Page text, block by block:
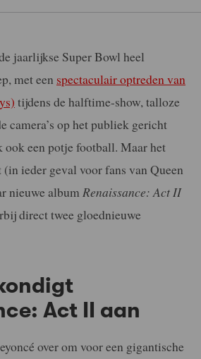
jaarlijkse Super Bowl heel
met een spectaculair optreden van
tijdens de halftime-show, talloze
camera’s op het publiek gericht
een potje football. Maar het
ieder geval voor fans van Queen
nieuwe album Renaissance: Act II
direct twee gloednieuwe
Act II aan
over om voor een gigantische